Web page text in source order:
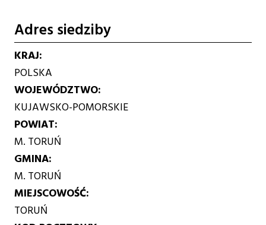
Adres siedziby
KRAJ
POLSKA
WOJEWÓDZTWO
KUJAWSKO-POMORSKIE
POWIAT
M. TORUŃ
GMINA
M. TORUŃ
MIEJSCOWOŚĆ
TORUŃ